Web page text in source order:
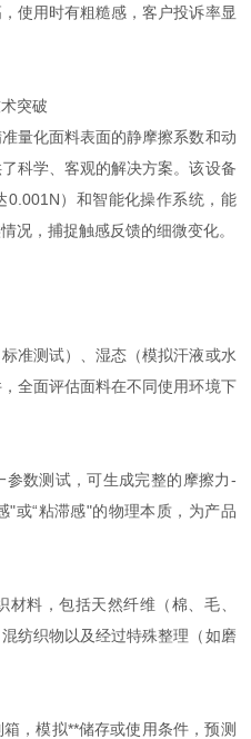
使用时有粗糙感，客户投诉率显
突破
量化面料表面的静摩擦系数和动
科学、客观的解决方案。该设备
0.001N）和智能化操作系统，能
况，捕捉触感反馈的细微变化。
准测试）、湿态（模拟汗液或水
全面评估面料在不同使用环境下
数测试，可生成完整的摩擦力-
"或“粘滞感"的物理本质，为产品
料，包括天然纤维（棉、毛、
纺织物以及经过特殊整理（如磨
，模拟**储存或使用条件，预测